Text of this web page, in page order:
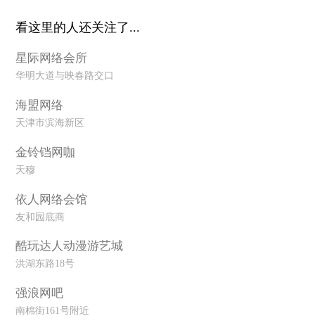
看这里的人还关注了...
星际网络会所
华明大道与映春路交口
海盟网络
天津市滨海新区
金铃铛网咖
天穆
依人网络会馆
友和园底商
酷玩达人动漫游艺城
洪湖东路18号
强浪网吧
南棉街161号附近